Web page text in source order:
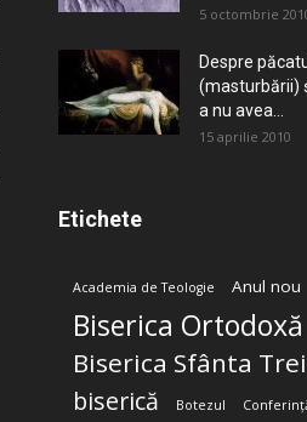
5 octombrie
Despre
(masturbării)
a nu avea...
15 aprilie 2010
Etichete
Academia de Teologie Anul nou
Biserica Ortodoxă
Biserica Sfânta
biserică Botezul